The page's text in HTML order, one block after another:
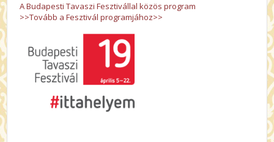
A Budapesti Tavaszi Fesztivállal közös program
>>Tovább a Fesztivál programjához>>